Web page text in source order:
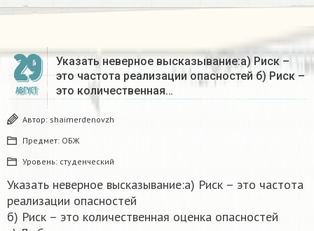
29
АВГУСТ
Указать неверное высказывание:а) Риск –
это частота реализации опасностей б) Риск –
это количественная…
Автор: shaimerdenovzh
Предмет: ОБЖ
Уровень: студенческий
Указать неверное высказывание:а) Риск – это частота
реализации опасностей
б) Риск – это количественная оценка опасностей